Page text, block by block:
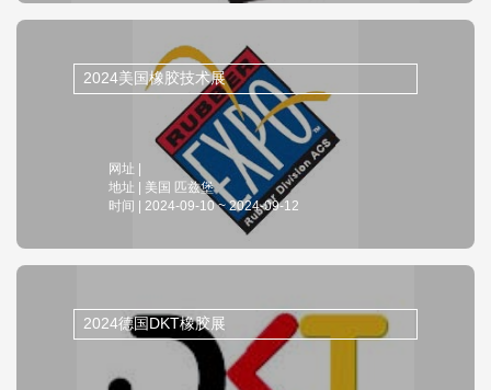
2024美国橡胶技术展
网址 |
地址 | 美国 匹兹堡
时间 | 2024-09-10 ~ 2024-09-12
2024德国DKT橡胶展